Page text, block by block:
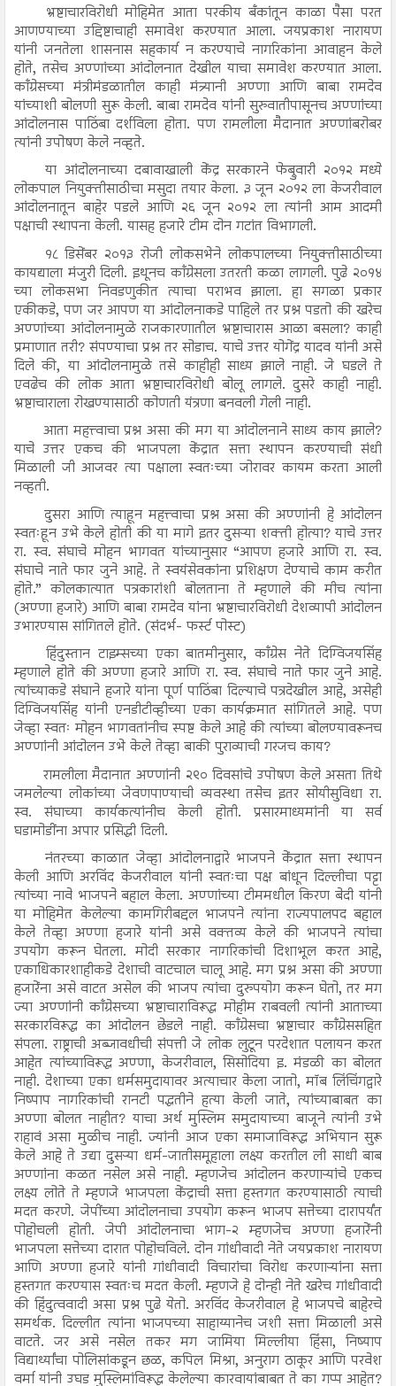
भ्रष्टाचारविरोधी मोहिमेत आता परकीय बँकांतून काळा पैसा परत
आणण्याच्या उद्दिष्टाचाही समावेश करण्यात आला. जयप्रकाश नारायण
यांनी जनतेला शासनास सहकार्य न करण्याचे नागरिकांना आवाहन केले
होते, तसेच अण्णांच्या आंदोलनात देखील याचा समावेश करण्यात आला.
काँग्रेसच्या मंत्रीमंडळातील काही मंत्र्यानी अण्णा आणि बाबा रामदेव
यांच्याशी बोलणी सुरू केली. बाबा रामदेव यांनी सुरुवातीपासूनच अण्णांच्या
आंदोलनास पाठिंबा दर्शविला होता. पण रामलीला मैदानात अण्णांबरोबर
त्यांनी उपोषण केले नव्हते.
या आंदोलनाच्या दबावाखाली केंद्र सरकारने फेब्रुवारी २०१२ मध्ये
लोकपाल नियुक्तीसाठीचा मसुदा तयार केला. ३ जून २०१२ ला केजरीवाल
आंदोलनातून बाहेर पडले आणि २६ जून २०१२ ला त्यांनी आम आदमी
पक्षाची स्थापना केली. यासह हजारे टीम दोन गटांत विभागली.
१८ डिसेंबर २०१३ रोजी लोकसभेने लोकपालच्या नियुक्तीसाठीच्या
कायद्याला मंजुरी दिली. इथूनच काँग्रेसला उतरती कळा लागली. पुढे २०१४
च्या लोकसभा निवडणुकीत त्याचा पराभव झाला. हा सगळा प्रकार
एकीकडे, पण जर आपण या आंदोलनाकडे पाहिले तर प्रश्न पडतो की खरेच
अण्णांच्या आंदोलनामुळे राजकारणातील भ्रष्टाचारास आळा बसला? काही
प्रमाणात तरी? संपण्याचा प्रश्न तर सोडाच. याचे उत्तर योगेंद्र यादव यांनी असे
दिले की, या आंदोलनामुळे तसे काहीही साध्य झाले नाही. जे घडले ते
एवढेच की लोक आता भ्रष्टाचारविरोधी बोलू लागले. दुसरे काही नाही.
भ्रष्टाचाराला रोखण्यासाठी कोणती यंत्रणा बनवली गेली नाही.
आता महत्त्वाचा प्रश्न असा की मग या आंदोलनाने साध्य काय झाले?
याचे उत्तर एकच की भाजपला केंद्रात सत्ता स्थापन करण्याची संधी
मिळाली जी आजवर त्या पक्षाला स्वतःच्या जोरावर कायम करता आली
नव्हती.
दुसरा आणि त्याहून महत्त्वाचा प्रश्न असा की अण्णांनी हे आंदोलन
स्वतःहून उभे केले होती की या मागे इतर दुसऱ्या शक्ती होत्या? याचे उत्तर
रा. स्व. संघाचे मोहन भागवत यांच्यानुसार “आपण हजारे आणि रा. स्व.
संघाचे नाते फार जुने आहे. ते स्वयंसेवकांना प्रशिक्षण देण्याचे काम करीत
होते.” कोलकात्यात पत्रकारांशी बोलताना ते म्हणाले की मीच त्यांना
(अण्णा हजारे) आणि बाबा रामदेव यांना भ्रष्टाचारविरोधी देशव्यापी आंदोलन
उभारण्यास सांगितले होते. (संदर्भ- फर्स्ट पोस्ट)
हिंदुस्तान टाइम्सच्या एका बातमीनुसार, काँग्रेस नेते दिग्विजयसिंह
म्हणाले होते की अण्णा हजारे आणि रा. स्व. संघाचे नाते फार जुने आहे.
त्यांच्याकडे संघाने हजारे यांना पूर्ण पाठिंबा दिल्याचे पत्रदेखील आहे, असेही
दिग्विजयसिंह यांनी एनडीटीव्हीच्या एका कार्यक्रमात सांगितले आहे. पण
जेव्हा स्वतः मोहन भागवतांनीच स्पष्ट केले आहे की त्यांच्या बोलण्यावरूनच
अण्णांनी आंदोलन उभे केले तेव्हा बाकी पुराव्याची गरजच काय?
रामलीला मैदानात अण्णांनी २९० दिवसांचे उपोषण केले असता तिथे
जमलेल्या लोकांच्या जेवणपाण्याची व्यवस्था तसेच इतर सोयीसुविधा रा.
स्व. संघाच्या कार्यकत्यांनीच केली होती. प्रसारमाध्यमांनी या सर्व
घडामोडींना अपार प्रसिद्धी दिली.
नंतरच्या काळात जेव्हा आंदोलनाद्वारे भाजपने केंद्रात सत्ता स्थापन
केली आणि अरविंद केजरीवाल यांनी स्वतःचा पक्ष बांधून दिल्लीचा पट्टा
त्यांच्या नावे भाजपने बहाल केला. अण्णांच्या टीममधील किरण बेदी यांनी
या मोहिमेत केलेल्या कामगिरीबद्दल भाजपने त्यांना राज्यपालपद बहाल
केले तेव्हा अण्णा हजारे यांनी असे वक्तव्य केले की भाजपने त्यांचा
उपयोग करून घेतला. मोदी सरकार नागरिकांची दिशाभूल करत आहे,
एकाधिकारशाहीकडे देशाची वाटचाल चालू आहे. मग प्रश्न असा की अण्णा
हजारेंना असे वाटत असेल की भाजप त्यांचा दुरुपयोग करून घेतो, तर मग
ज्या अण्णांनी काँग्रेसच्या भ्रष्टाचाराविरूद्ध मोहीम राबवली त्यांनी आताच्या
सरकारविरूद्ध का आंदोलन छेडले नाही. काँग्रेसचा भ्रष्टाचार काँग्रेससहित
संपला. राष्ट्राची अब्जावधीची संपत्ती जे लोक लुटून परदेशात पलायन करत
आहेत त्यांच्याविरूद्ध अण्णा, केजरीवाल, सिसोदिया इ. मंडळी का बोलत
नाही. देशाच्या एका धर्मसमुदायावर अत्याचार केला जातो, मॉब लिंचिंगद्वारे
निष्पाप नागरिकांची रानटी पद्धतीने हत्या केली जाते, त्यांच्याबाबत का
अण्णा बोलत नाहीत? याचा अर्थ मुस्लिम समुदायाच्या बाजूने त्यांनी उभे
राहावं असा मुळीच नाही. ज्यांनी आज एका समाजाविरूद्ध अभियान सुरू
केले आहे ते उद्या दुसऱ्या धर्म-जातीसमूहाला लक्ष्य करतील ली साधी बाब
अण्णांना कळत नसेल असे नाही. म्हणजेच आंदोलन करणाऱ्यांचे एकच
लक्ष्य लोते ते म्हणजे भाजपला केंद्राची सत्ता हस्तगत करण्यासाठी त्याची
मदत करणे. जेपींच्या आंदोलनाचा उपयोग करून भाजप सत्तेच्या दारापर्यंत
पोहोचली होती. जेपी आंदोलनाचा भाग-२ म्हणजेच अण्णा हजारेंनी
भाजपला सत्तेच्या दारात पोहोचविले. दोन गांधीवादी नेते जयप्रकाश नारायण
आणि अण्णा हजारे यांनी गांधीवादी विचारांचा विरोध करणाऱ्यांना सत्ता
हस्तगत करण्यास स्वतःच मदत केली. म्हणजे हे दोन्ही नेते खरेच गांधीवादी
की हिंदुत्ववादी असा प्रश्न पुढे येतो. अरविंद केजरीवाल हे भाजपचे बाहेरचे
समर्थक. दिल्लीत त्यांना भाजपच्या साहाय्यानेच जशी सत्ता मिळाली असे
वाटते. जर असे नसेल तकर मग जामिया मिल्लीया हिंसा, निष्याप
विद्यार्थ्यांचा पोलिसांकडून छळ, कपिल मिश्रा, अनुराग ठाकूर आणि परवेश
वर्मा यांनी उघड मुस्लिमांविरूद्ध केलेल्या कारवायांबाबत ते का गप्प आहेत?